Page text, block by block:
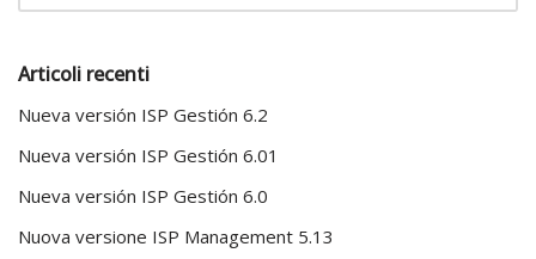
Articoli recenti
Nueva versión ISP Gestión 6.2
Nueva versión ISP Gestión 6.01
Nueva versión ISP Gestión 6.0
Nuova versione ISP Management 5.13